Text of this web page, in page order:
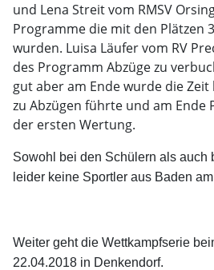
und Lena Streit vom RMSV
Programme die mit den Plätzen
wurden. Luisa Läufer vom RV
des Programm Abzüge zu
gut aber am Ende wurde die
zu Abzügen führte und am Ende
der ersten Wertung.
Sowohl bei den Schülern als auch
leider keine Sportler aus Baden
Weiter geht die Wettkampfserie
22.04.2018 in Denkendorf.